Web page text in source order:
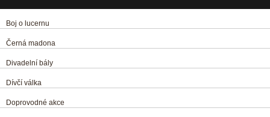
Boj o lucernu
Černá madona
Divadelní bály
Dívčí válka
Doprovodné akce